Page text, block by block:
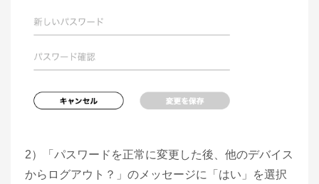
2）「パスワードを正常に変更した後、他のデバイス
からログアウト？」のメッセージに「はい」を選択